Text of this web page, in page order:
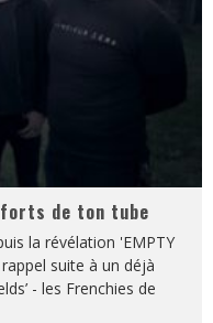
de ton tube
la révélation 'EMPTY
suite à un déjà
- les Frenchies de